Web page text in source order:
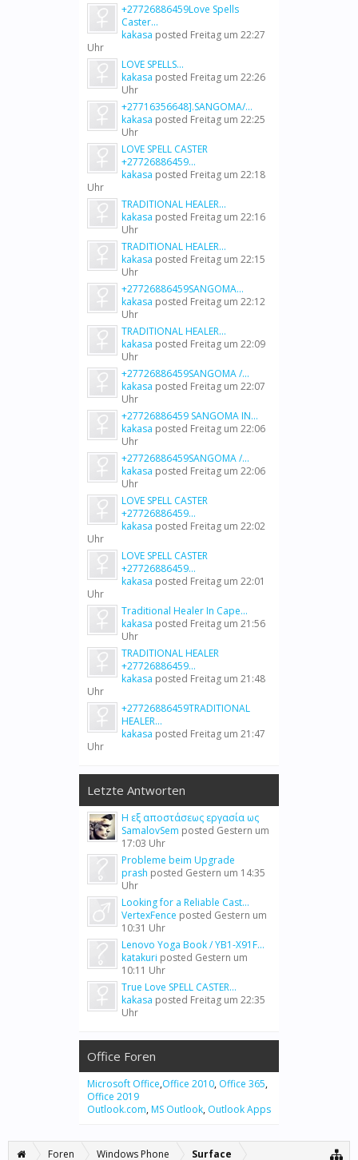
+27726886459Love Spells
Caster...
kakasa posted Freitag um 22:27
Uhr
LOVE SPELLS...
kakasa posted Freitag um 22:26
Uhr
+27716356648].SANGOMA/...
kakasa posted Freitag um 22:25
Uhr
LOVE SPELL CASTER
+27726886459...
kakasa posted Freitag um 22:18
Uhr
TRADITIONAL HEALER...
kakasa posted Freitag um 22:16
Uhr
TRADITIONAL HEALER...
kakasa posted Freitag um 22:15
Uhr
+27726886459SANGOMA...
kakasa posted Freitag um 22:12
Uhr
TRADITIONAL HEALER...
kakasa posted Freitag um 22:09
Uhr
+27726886459SANGOMA /...
kakasa posted Freitag um 22:07
Uhr
+27726886459 SANGOMA IN...
kakasa posted Freitag um 22:06
Uhr
+27726886459SANGOMA /...
kakasa posted Freitag um 22:06
Uhr
LOVE SPELL CASTER
+27726886459...
kakasa posted Freitag um 22:02
Uhr
LOVE SPELL CASTER
+27726886459...
kakasa posted Freitag um 22:01
Uhr
Traditional Healer In Cape...
kakasa posted Freitag um 21:56
Uhr
TRADITIONAL HEALER
+27726886459...
kakasa posted Freitag um 21:48
Uhr
+27726886459TRADITIONAL
HEALER...
kakasa posted Freitag um 21:47
Uhr
Letzte Antworten
Η εξ αποστάσεως εργασία ως
SamalovSem posted Gestern um
17:03 Uhr
Probleme beim Upgrade
prash posted Gestern um 14:35
Uhr
Looking for a Reliable Cast...
VertexFence posted Gestern um
10:31 Uhr
Lenovo Yoga Book / YB1-X91F...
katakuri posted Gestern um
10:11 Uhr
True Love SPELL CASTER...
kakasa posted Freitag um 22:35
Uhr
Office Foren
Microsoft Office,Office 2010, Office 365,
Office 2019
Outlook.com, MS Outlook, Outlook Apps
Foren Windows Phone Surface